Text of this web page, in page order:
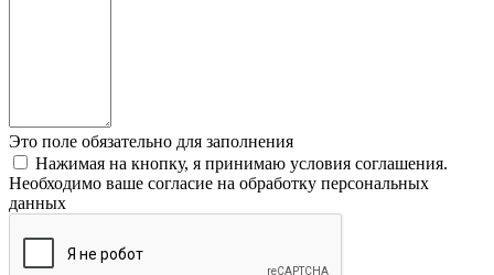
Это поле обязательно для заполнения
Нажимая на кнопку, я принимаю условия соглашения.
Необходимо ваше согласие на обработку персональных
данных